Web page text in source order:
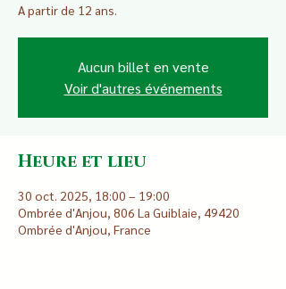
A partir de 12 ans.
Aucun billet en vente
Voir d'autres événements
Heure et lieu
30 oct. 2025, 18:00 – 19:00
Ombrée d'Anjou, 806 La Guiblaie, 49420
Ombrée d'Anjou, France